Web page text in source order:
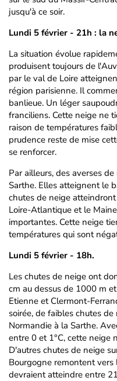
jusqu'à ce soir.
Lundi 5 février - 21h : la
La situation évolue
produisent toujours de
par le val de Loire
région parisienne. Il
banlieue. Un léger
franciliens. Cette neige ne
raison de températures
prudence reste de mise
se renforcer.
Par ailleurs, des averses
Sarthe. Elles atteignent le
chutes de neige
Loire-Atlantique et le
importantes. Cette neige
températures qui sont
Lundi 5 février - 18h.
Les chutes de neige ont
cm au dessus de 1000 m
Etienne et Clermont-
soirée, de faibles chutes
Normandie à la Sarthe.
entre 0 et 1°C, cette neige
D'autres chutes de neige
Bourgogne remontent vers
devraient atteindre entre